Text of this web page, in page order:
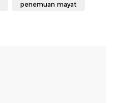
penemuan mayat